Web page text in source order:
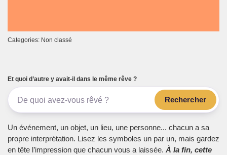
Categories: Non classé
Et quoi d’autre y avait-il dans le même rêve ?
Rechercher
Un événement, un objet, un lieu, une personne... chacun a sa
propre interprétation. Lisez les symboles un par un, mais gardez
en tête l’impression que chacun vous a laissée. À la fin, cette